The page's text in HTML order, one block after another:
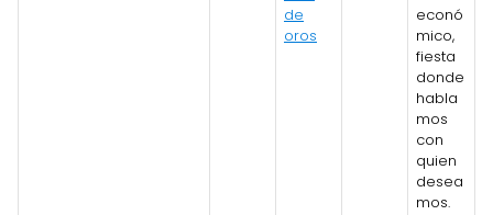
de
oros
econó
mico,
fiesta
donde
habla
mos
con
quien
desea
mos.